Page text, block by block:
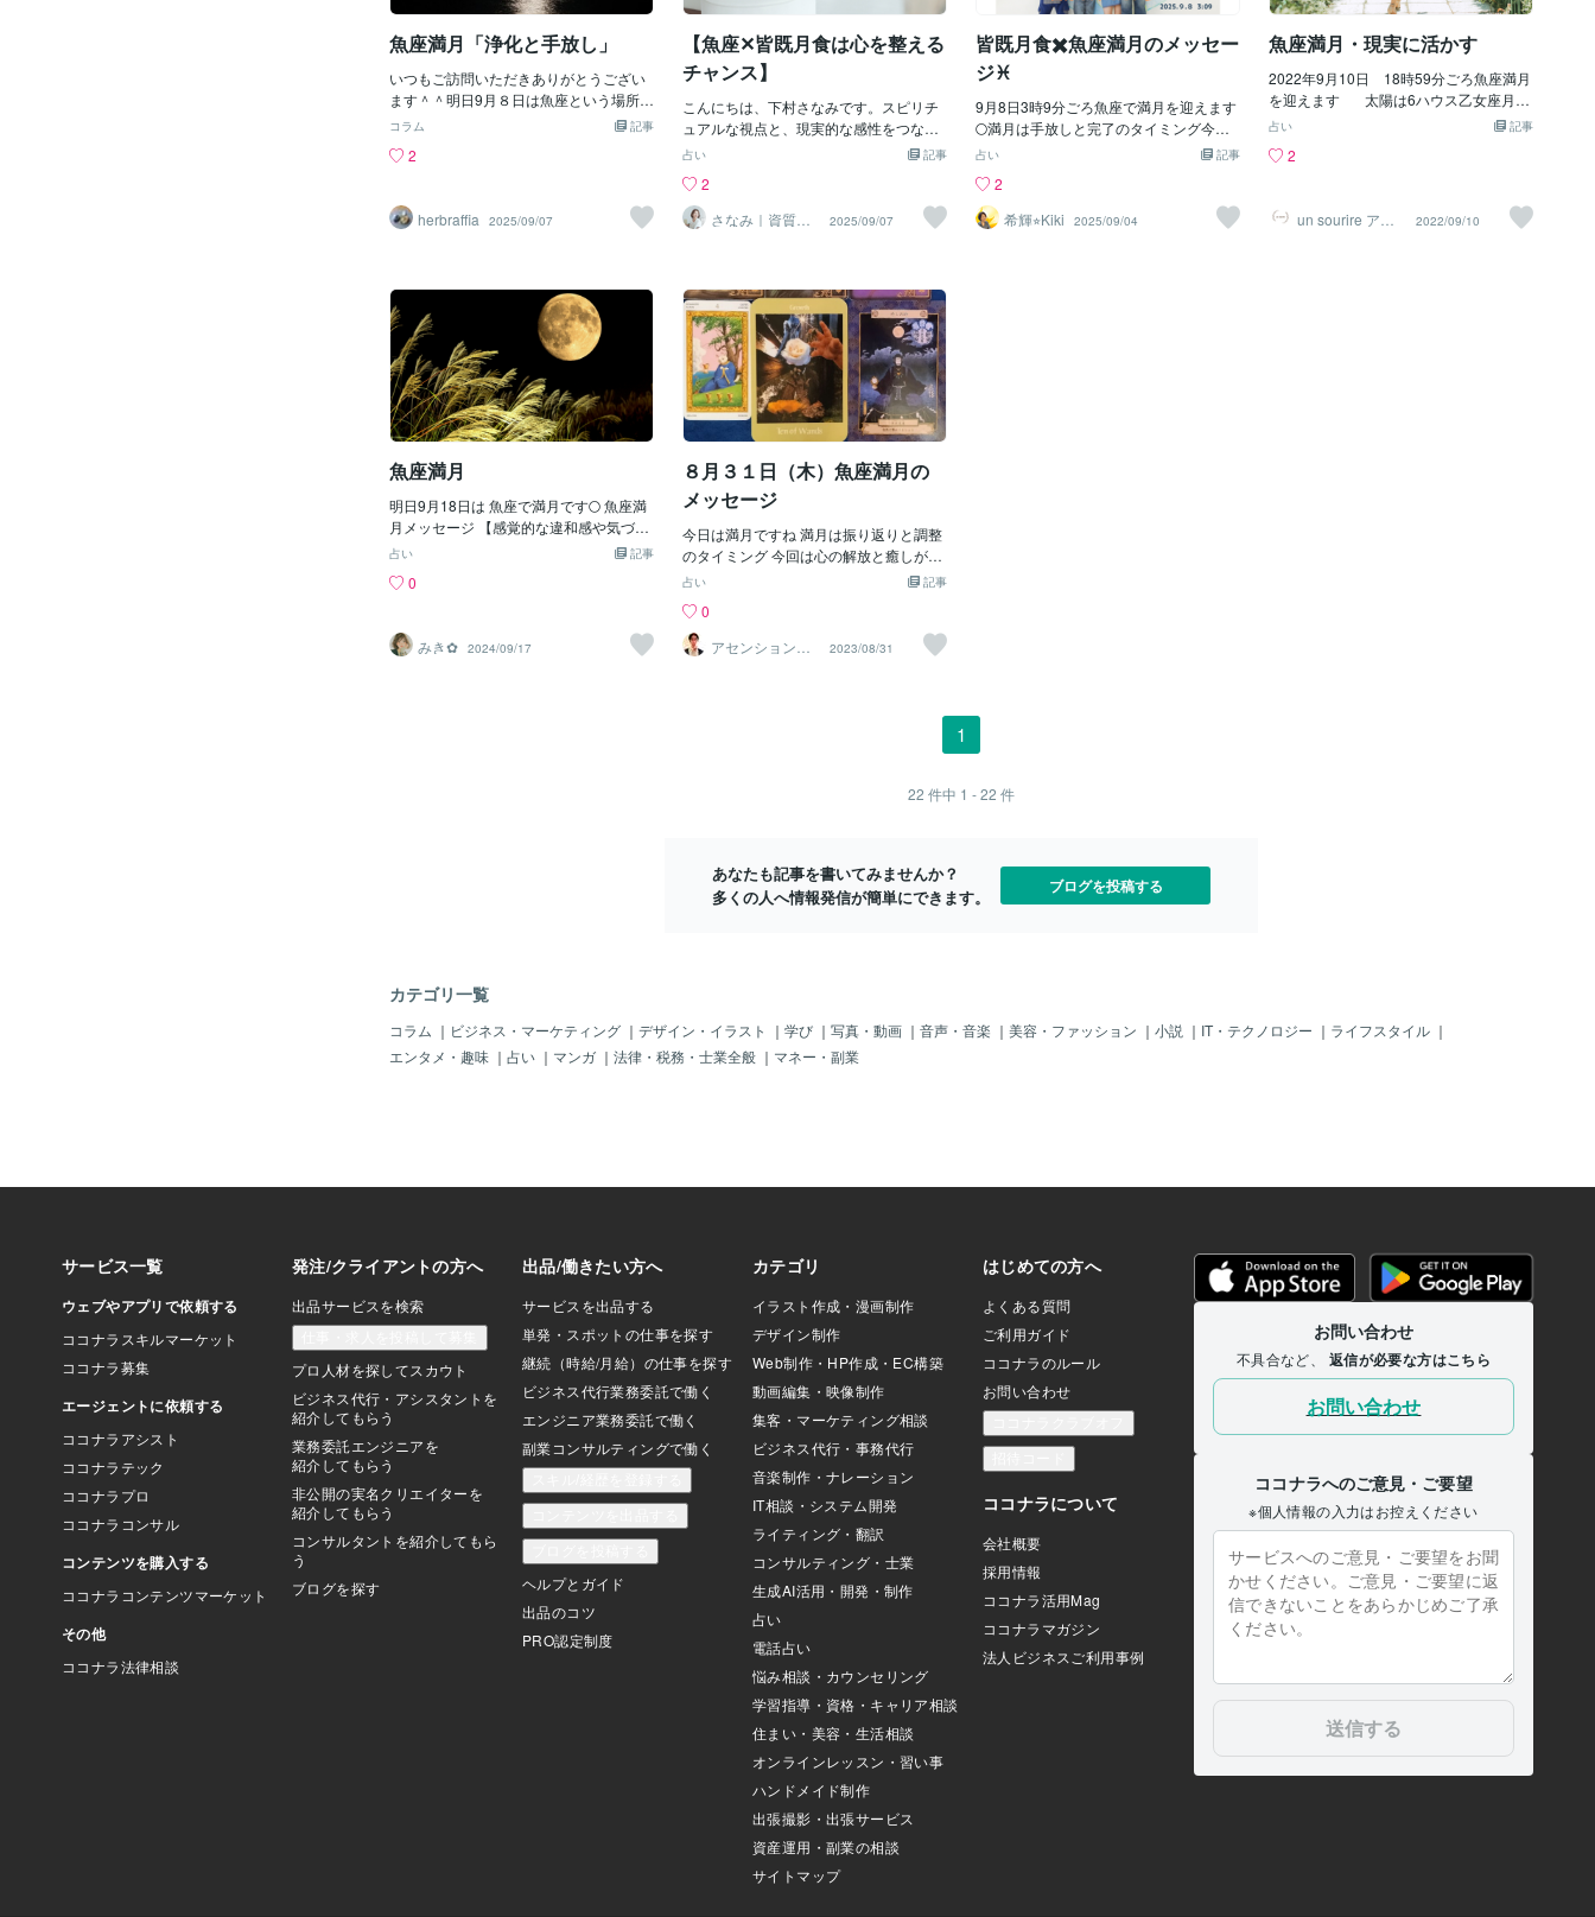
手放しがある、というのが多いかなと思
いま
も今夜は「もう手放していいよ」と満月
が語りかけています。
たら、それはあなたの夢ではありません
よね？ここで、一旦、立ち止まって、し
っかり見直す必要があるでし
す。 ♉ おうし座（4/2
で、ここを終点として一度すべてをリセ
ットさせて、次のサイクルに向けての準
備をしていく良いタイミングになりま
す。満月の日に不要なものの手放しや浄
化がいいというのは、よく聞かれること
かと思いますが、今回は魚座の性質も重
がさらにパワーアップする満月になりま
いものがある方には、この満月は絶好の
チャンスと言えますね😊これまでのサイ
まの自分の置かれている環境や生活な
ど、見直していくこともよいときです。
現状を見直してみて不要なものは捨て、
汚れているものは綺麗にしたりして、新
しく始めていくためにすっきりさせるよ
うなアクションも🙆です。✡満月のラッ
キーアクション満月といえばラッキーア
クション✨と思ってしまう私ですが…
するといわれています。そのため、この
機会を通じて【私（僕）は何をするため
にこの世に生まれてきたのか？】に気づ
く人も少なくないでしょう。そんな重要
なタイミングを迎える今回の満月には、
【今の自分を愛して欲しい】という熱い
メッセージが込められています。あなた
ために、このメッセージをぜひ受け取っ
てくださいね。なぜなら、今回の満月は
魚座の26度付近に位置しています。各星
す。魚座は、12星座の中でも最後の星
座。その魚座の終わりに近い位置で迎え
る満月。つまり、今回の満月は今のサイ
クルを一旦完了させ、これまで頑張って
きた自分自身に感謝し、新しいサイクル
に向けて進んでいくよう促しているとい
うことです。魚座には【許し】や【慈し
む】という意味合いもあります。これは
他者に向けたメッセージだけでなく、あ
なた自身を【許
いと思います。日没後に東から満月が昇
ってくるので、その時の方がよく見える
でしょう。いつもより大きな満月が一晩
中、地上を照らしております。真夜中に
なると天頂にやってくるので、焦らずに
満月を楽しみましょう。今回の魚座満月
の特徴です。・魚座満月が土星と重なる
かいには太陽と水星（逆行中）とリリス
がいます。これから乙女座太陽に向かっ
て、水星やリリスが近づいてきます。過
魚座満月「浄化と手放し」
いつもご訪問いただきありがとうござい
ます＾＾明日9月８日は魚座という場所で
満月となります魚座は「優しさ」「曖昧
場所です今回の満月は「浄化と手放し」
歩いてゆけるようになるチャンスの満月
でもあります次の２つのこと心の声に耳
と、ちゃんと守ってあげているかな？」
魚座は優しく愛情深い星座です反面、他
人と自分の感情の境界線が曖昧になり自
分が苦しくなってしまうという特徴もあ
ります人の事を思いやるのは素晴らしい
こと、でも自分にも同じくらいの思いや
りを示してあげていますか？自分より相
手を優先させてばかりいると、心は疲弊
してしまいます今回の魚座の満月のエネ
ルギーは「優しさ」への見直しと、「人
との距離」の見直しにとても良いタイミ
ングです今まで、どこか我慢をしていた
ことありませんか？心の滞りを流す良い
聞いてあげませんか？
記事
コラム
2
herbraffia 2025/09/07
【魚座✕皆既月食は心を整える
チャンス】
こんにちは、下村さなみです。スピリチ
ュアルな視点と、現実的な感性をつなぐ
セッションやリーディングをココナラで
な満月。かなり大きなエネルギーが動く
このタイミングを、ポジティブに活かす
ポイントをお伝えしますね。2025年9月8
は、”ブラッドムーン”とも言われ、月が
赤く染まるこの現象は、スピリチュアル
な視点では「潜在意識の大浄化」のタイ
ミングとされます。なんとなく気分が沈
んだり過去の記憶がよみがえったり泣き
たくなったり…そんな感情の波があった
としても、それは【癒しのプロセスが始
まっているサイン】です。▶この満月が
もたらすメッセージ魚座は「感受性」
「癒し」「幻想」の星座。今回の満月
は、「がんばってきた私、もうそんなに
力まなくていいよ」と、そっと肩を撫で
てくれるような優しいエネルギーを放っ
ています。この時期は、“ちゃんとしなき
声”に寄り添ってあげてください。▶そし
て、翌9月9日は「9.9.9」の日2025年は
数秘術で「9」の年。そこに「9月9日」
わりのタイミングです。▶今週を心地よ
いてOK・ゆるめる・やさしくする・自分
を後回しにしない どれもとても小さな
記事
占い
2
さなみ｜資質開
花ライフデザイ
2025/09/07
皆既月食✖️魚座満月のメッセー
ジ♓️
9月8日3時9分ごろ魚座で満月を迎えます
🌕満月は手放しと完了のタイミング今回
の魚座の満月は皆既月食として私たちに
る」特別な満月🌕魚座のやわらかな共感
の力は、これまで私たちが無意識に抱え
こんできた「誰かの気持ち」や「他人の
ごそうかな？と、ゆるっと考えてみるだ
さまのお役に立てればとっても嬉しく思
に✨
記事
占い
2
希輝⭐︎Kiki
2025/09/04
魚座満月・現実に活かす
2022年9月10日 18時59分ごろ魚座満月
を迎えます 太陽は6ハウス乙女座月は
12ハウス魚座満月ですから180度で向か
ルハウス自分が持てる力を精一杯発揮し
現実という反対の要素を持ち合わせてい
ますしっかりとした分析・自己管理能力
記事
占い
2
un sourire ア
ン スリール
2022/09/10
魚座満月
明日9月18日は 魚座で満月です🌕 魚座満
月メッセージ 【感覚的な違和感や気づき
を見逃すな】良くも悪くも色々な感情を
期💓 夢や理想が拡がる一方で、 やや悲観
いものから 学ぶこともありそう💡 昔から
変わらないものが 冷静に現実的に戻して
目立った星の配置があり 「心」「あなた
底上げします🧚 ですので、 自分と向き合
う1ヶ月にして 手放すべきものは手放し
記事
占い
0
みき✿ 2024/09/17
８月３１日（木）魚座満月の
メッセージ
今日は満月ですね 満月は振り返りと調整
のタイミング 今回は心の解放と癒しがテ
ーマかもしれません それでは私のリーデ
に欲しいもの、望んでいるものは、すぐ
目の前にあります。外側にある幻想を手
放して、自分の内側をしっかり見ていき
る必要はありません。自分のペースをし
しやすい時期です。無理は禁物です。評
価を氣にする余りに無理をしてしまって
しましょう。
記事
占い
0
アセンションナ
ビゲーター和（K
2023/08/31
1
22 件中 1 - 22 件
あなたも記事を書いてみませんか？
多くの人へ情報発信が簡単にできます。
ブログを投稿する
カテゴリ一覧
コラム ｜ ビジネス・マーケティング ｜ デザイン・イラスト ｜ 学び ｜ 写真・動画 ｜ 音声・音楽 ｜ 美容・ファッション ｜ 小説 ｜ IT・テクノロジー ｜ ライフスタイル ｜
エンタメ・趣味 ｜ 占い ｜ マンガ ｜ 法律・税務・士業全般 ｜ マネー・副業